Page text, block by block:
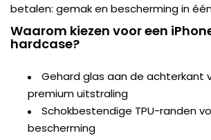
betalen: gemak en bescherming in
Waarom kiezen voor een
hardcase?
Gehard glas aan de achterkant
premium uitstraling
Schokbestendige TPU-randen
bescherming